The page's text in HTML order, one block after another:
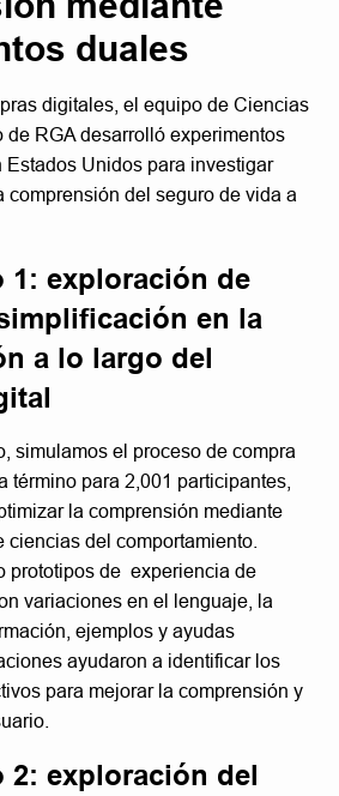
duales
digitales, el equipo de Ciencias
de RGA desarrolló experimentos
Estados Unidos para investigar
comprensión del seguro de vida a
1: exploración de
en la
a lo largo del
simulamos el proceso de compra
término para 2,001 participantes,
la comprensión mediante
ciencias del comportamiento.
prototipos de experiencia de
variaciones en el lenguaje, la
ejemplos y ayudas
ayudaron a identificar los
para mejorar la comprensión y
2: exploración del